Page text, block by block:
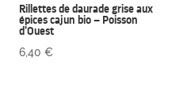
Rillettes de daurade grise aux
épices cajun bio – Poisson
d’Ouest
6,40€